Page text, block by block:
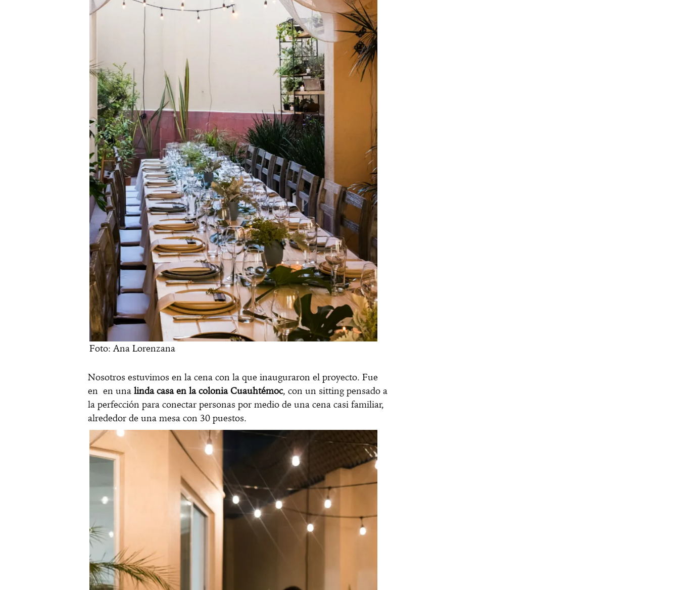
Foto: Ana Lorenzana
Nosotros estuvimos en la cena con la que inauguraron el proyecto. Fue
en en una linda casa en la colonia Cuauhtémoc, con un sitting pensado a
la perfección para conectar personas por medio de una cena casi familiar,
alrededor de una mesa con 30 puestos.